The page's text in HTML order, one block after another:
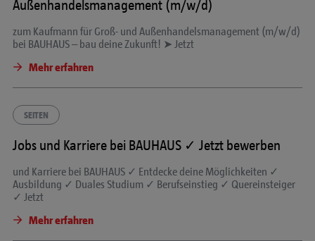
Außenhandelsmanagement (m/w/d)
zum Kaufmann für Groß- und Außenhandelsmanagement (m/w/d)
bei BAUHAUS – bau deine Zukunft! ➤ Jetzt
Mehr erfahren
SEITEN
Jobs und Karriere bei BAUHAUS ✓ Jetzt bewerben
und Karriere bei BAUHAUS ✓ Entdecke deine Möglichkeiten ✓
Ausbildung ✓ Duales Studium ✓ Berufseinstieg ✓ Quereinsteiger
✓ Jetzt
Mehr erfahren